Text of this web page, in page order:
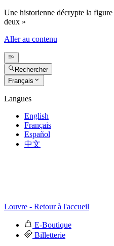
Une historienne décrypte la
deux »
Aller au contenu
Rechercher
Français
Langues
English
Français
Español
中文
Louvre - Retour à l'accueil
E-Boutique
Billetterie